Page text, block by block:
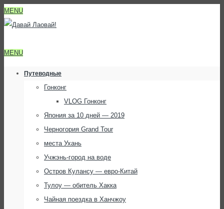
MENU
MENU
Путеводные
Гонконг
VLOG Гонконг
Япония за 10 дней — 2019
Черногория Grand Tour
места Ухань
Учжэнь-город на воде
Остров Кулансу — евро-Китай
Тулоу — обитель Хакка
Чайная поездка в Ханчжоу